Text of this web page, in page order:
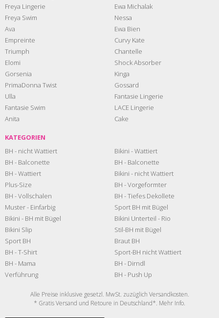
Freya Lingerie
Freya Swim
Ava
Empreinte
Triumph
Elomi
Gorsenia
PrimaDonna Twist
Ulla
Fantasie Swim
Anita
Ewa Michalak
Nessa
Ewa Bien
Curvy Kate
Chantelle
Shock Absorber
Kinga
Gossard
Fantasie Lingerie
LACE Lingerie
Cake
KATEGORIEN
BH - nicht Wattiert
BH - Balconette
BH - Wattiert
Plus-Size
BH - Vollschalen
Muster - Einfarbig
Bikini - BH mit Bügel
Bikini Slip
Sport BH
BH - T-Shirt
BH - Mama
Verführung
Bikini - Wattiert
BH - Balconette
Bikini - nicht Wattiert
BH - Vorgeformter
BH - Tiefes Dekollete
Sport BH mit Bügel
Bikini Unterteil - Rio
Stil-BH mit Bügel
Braut BH
Sport-BH nicht Wattiert
BH - Dirndl
BH - Push Up
Alle Preise inklusive gesetzl. MwSt. zuzüglich Versandkosten.
* Gratis Versand und Retoure in Deutschland*. Mehr Info.